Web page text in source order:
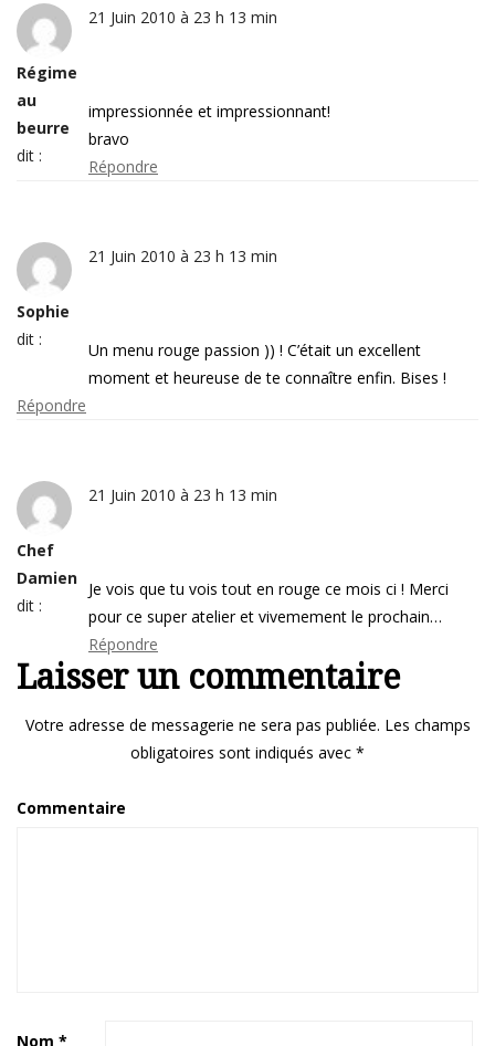
Régime
au
beurre
dit :
21 Juin 2010 à 23 h 13 min
impressionnée et impressionnant!
bravo
Répondre
Sophie
dit :
21 Juin 2010 à 23 h 13 min
Un menu rouge passion )) ! C’était un excellent
moment et heureuse de te connaître enfin. Bises !
Répondre
Chef
Damien
dit :
21 Juin 2010 à 23 h 13 min
Je vois que tu vois tout en rouge ce mois ci ! Merci
pour ce super atelier et vivemement le prochain…
Répondre
Laisser un commentaire
Votre adresse de messagerie ne sera pas publiée. Les champs
obligatoires sont indiqués avec *
Commentaire
Nom *